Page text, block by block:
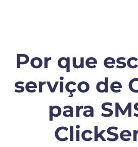
Por que
serviço de
para